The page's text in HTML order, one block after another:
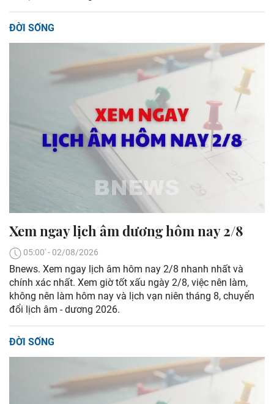
ĐỜI SỐNG
Xem ngay lịch âm dương hôm nay 2/8
05:00' - 02/08/2026
Bnews. Xem ngay lịch âm hôm nay 2/8 nhanh nhất và
chính xác nhất. Xem giờ tốt xấu ngày 2/8, việc nên làm,
không nên làm hôm nay và lịch vạn niên tháng 8, chuyển
đổi lịch âm - dương 2026.
ĐỜI SỐNG